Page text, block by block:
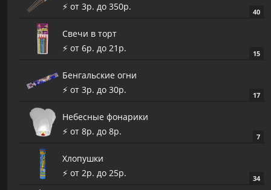
⚡️ от 3р. до 350р.
40
Cвечи в торт
⚡️ от 6р. до 21р.
15
Бенгальские огни
⚡️ от 3р. до 30р.
17
Небесные фонарики
⚡️ от 8р. до 8р.
7
Хлопушки
⚡️ от 2р. до 25р.
34